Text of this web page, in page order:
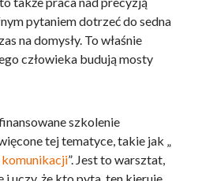
pytaniem dotrzeć do sedna
na domysły. To właśnie
człowieka budują mosty
szkolenie
tej tematyce, takie jak „
komunikacji”. Jest to warsztat,